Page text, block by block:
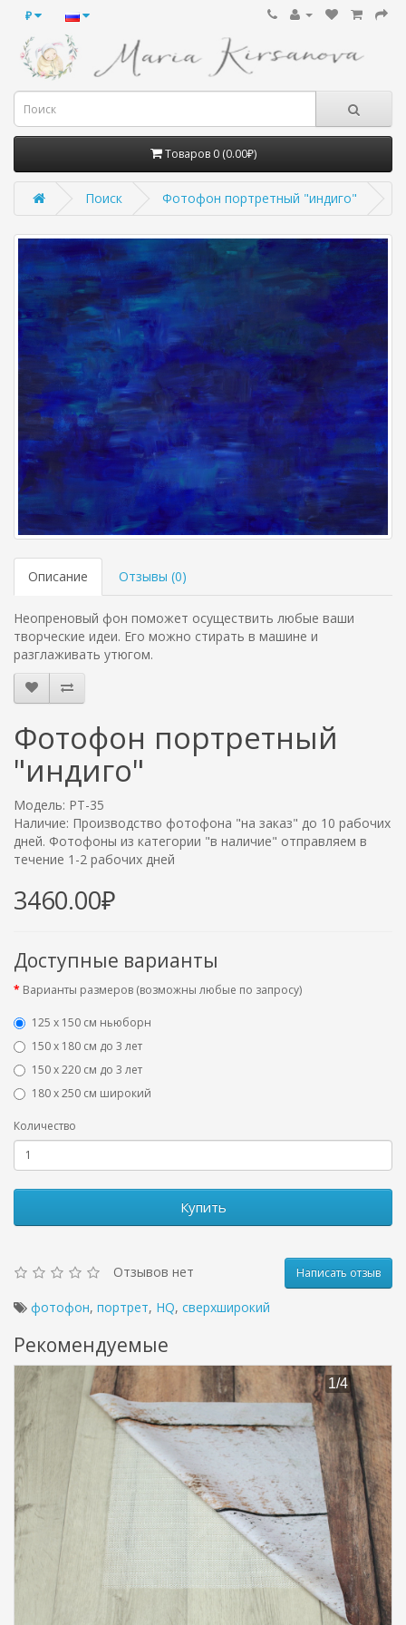
₽
Товаров 0 (0.00₽)
Поиск Фотофон портретный "индиго"
Описание Отзывы (0)
Неопреновый фон поможет осуществить любые ваши
творческие идеи. Его можно стирать в машине и
разглаживать утюгом.
Фотофон портретный
"индиго"
Модель: PT-35
Наличие: Производство фотофона "на заказ" до 10 рабочих
дней. Фотофоны из категории "в наличие" отправляем в
течение 1-2 рабочих дней
3460.00₽
Доступные варианты
Варианты размеров (возможны любые по запросу)
125 x 150 см ньюборн
150 х 180 см до 3 лет
150 х 220 см до 3 лет
180 х 250 см широкий
Количество
Купить
Отзывов нет Написать отзыв
фотофон, портрет, HQ, сверхширокий
Рекомендуемые